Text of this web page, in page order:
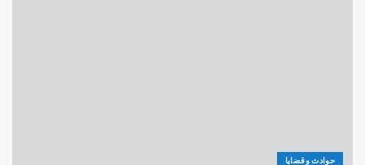
حوادث وقضايا